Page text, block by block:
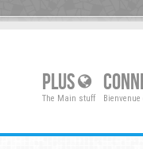
PLUS
The Main stuff